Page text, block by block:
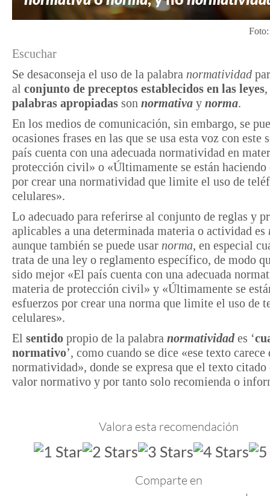
Escuchar
Se desaconseja el uso de la palabra normatividad
al conjunto de preceptos establecidos en las leyes
palabras apropiadas son normativa y norma.
En los medios de comunicación, sin embargo, se
ocasiones frases en las que se usa esta voz con este
país cuenta con una adecuada normatividad en
protección civil» o «Últimamente se están haciendo
por crear una normatividad que limite el uso de
celulares».
Lo adecuado para referirse al conjunto de reglas y
aplicables a una determinada materia o actividad es
aunque también se puede usar norma, en especial
trata de una ley o reglamento específico, de modo
sido mejor «El país cuenta con una adecuada
materia de protección civil» y «Últimamente se
esfuerzos por crear una norma que limite el uso de
celulares».
El sentido propio de la palabra normatividades ‘
normativo’, como cuando se dice «ese texto carece
normatividad», donde se expresa que el texto citado
valor normativo y por tanto solo recomienda o
Valora esta recomendación
Comparte en